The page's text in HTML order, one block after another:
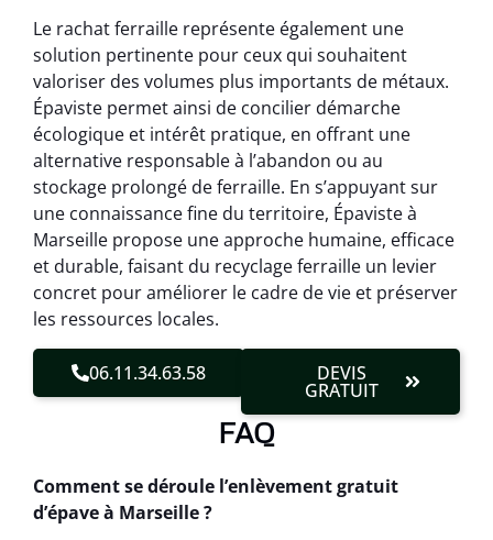
Le rachat ferraille représente également une
solution pertinente pour ceux qui souhaitent
valoriser des volumes plus importants de métaux.
Épaviste permet ainsi de concilier démarche
écologique et intérêt pratique, en offrant une
alternative responsable à l’abandon ou au
stockage prolongé de ferraille. En s’appuyant sur
une connaissance fine du territoire, Épaviste à
Marseille propose une approche humaine, efficace
et durable, faisant du recyclage ferraille un levier
concret pour améliorer le cadre de vie et préserver
les ressources locales.
06.11.34.63.58 DEVIS
GRATUIT
FAQ
Comment se déroule l’enlèvement gratuit
d’épave à Marseille ?